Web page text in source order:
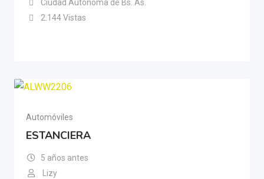
Ciudad Autónoma de Bs. As.
2.144 Vistas
Automóviles
ESTANCIERA
5 años antes
Lizy